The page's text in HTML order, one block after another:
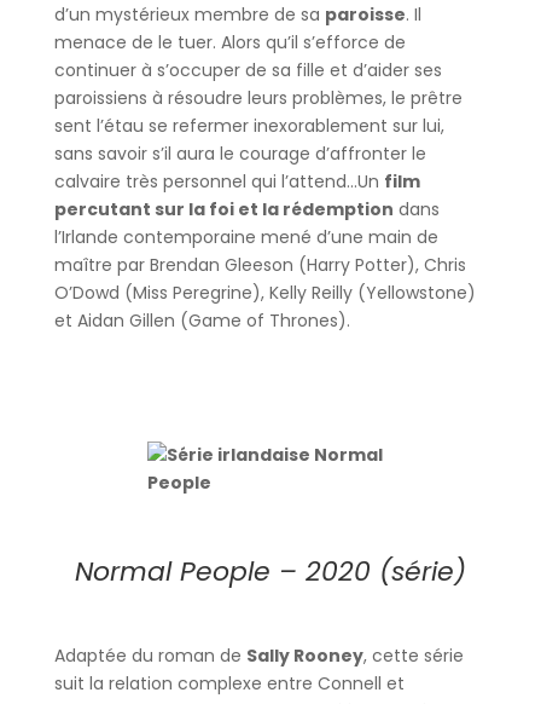
d’un mystérieux membre de sa paroisse. Il
menace de le tuer. Alors qu’il s’efforce de
continuer à s’occuper de sa fille et d’aider ses
paroissiens à résoudre leurs problèmes, le prêtre
sent l’étau se refermer inexorablement sur lui,
sans savoir s’il aura le courage d’affronter le
calvaire très personnel qui l’attend…Un film
percutant sur la foi et la rédemption dans
l’Irlande contemporaine mené d’une main de
maître par Brendan Gleeson (Harry Potter), Chris
O’Dowd (Miss Peregrine), Kelly Reilly (Yellowstone)
et Aidan Gillen (Game of Thrones).
Normal People – 2020 (série)
Adaptée du roman de Sally Rooney, cette série
suit la relation complexe entre Connell et